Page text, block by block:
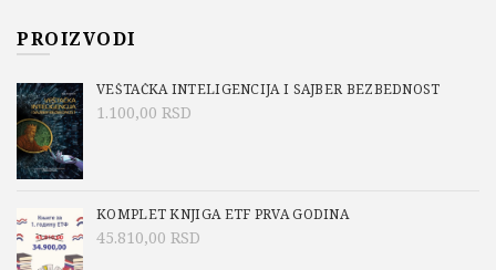
PROIZVODI
VEŠTAČKA INTELIGENCIJA I SAJBER BEZBEDNOST
1.100,00 RSD
KOMPLET KNJIGA ETF PRVA GODINA
45.810,00 RSD